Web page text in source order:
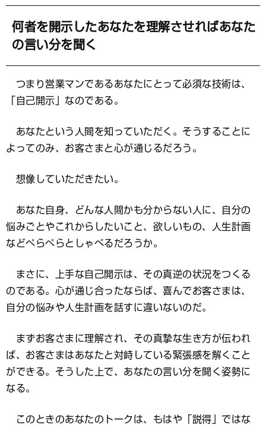
何者を開示したあなたを理解させればあなた
の言い分を聞く
つまり営業マンであるあなたにとって必須な技術は、
「自己開示」なのである。
あなたという人間を知っていただく。そうすることに
よってのみ、お客さまと心が通じるだろう。
想像していただきたい。
あなた自身、どんな人間かも分からない人に、自分の
悩みごとやこれからしたいこと、欲しいもの、人生計画
などぺらぺらとしゃべるだろうか。
まさに、上手な自己開示は、その真逆の状況をつくる
のである。心が通じ合ったならば、喜んでお客さまは、
自分の悩みや人生計画を話すに違いないのだ。
まずお客さまに理解され、その真摯な生き方が伝われ
ば、お客さまはあなたと対峙している緊張感を解くこと
ができる。そうした上で、あなたの言い分を聞く姿勢に
なる。
このときのあなたのトークは、もはや「説得」ではな